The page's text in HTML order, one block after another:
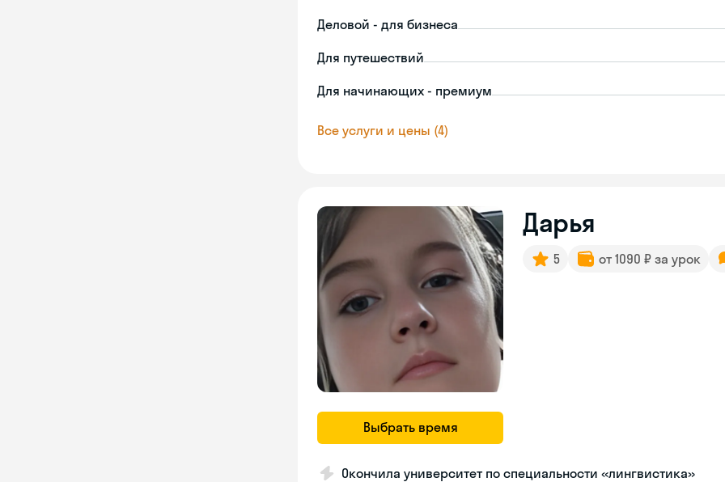
Деловой - для бизнеса
Для путешествий
Для начинающих - премиум
Все услуги и цены (4)
Выбрать время
Дарья
5 от 1090 ₽ за урок
Окончила университет по специальности «лингвистика»